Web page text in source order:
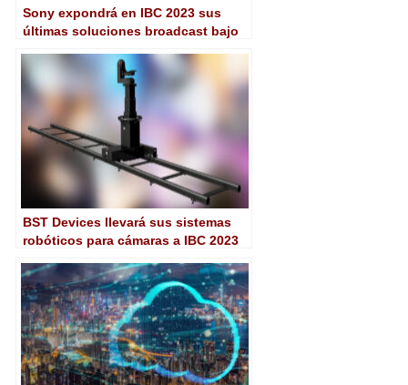
Sony expondrá en IBC 2023 sus
últimas soluciones broadcast bajo
BST Devices llevará sus sistemas
robóticos para cámaras a IBC 2023